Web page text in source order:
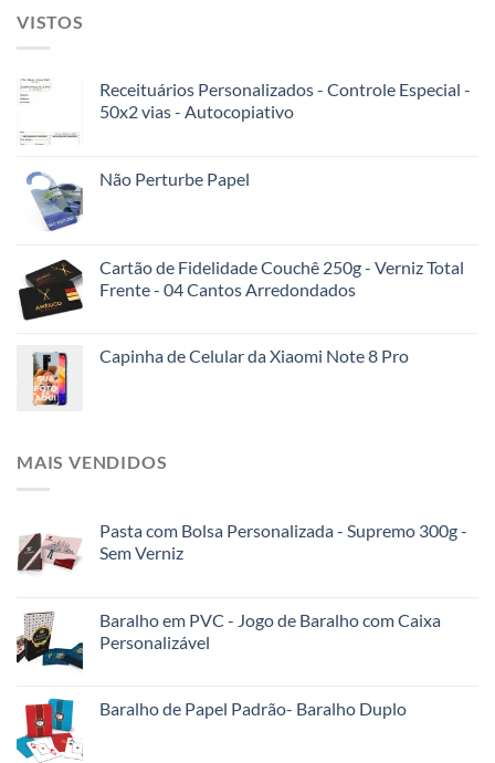
VISTOS
Receituários Personalizados - Controle Especial -
50x2 vias - Autocopiativo
Não Perturbe Papel
Cartão de Fidelidade Couchê 250g - Verniz Total
Frente - 04 Cantos Arredondados
Capinha de Celular da Xiaomi Note 8 Pro
MAIS VENDIDOS
Pasta com Bolsa Personalizada - Supremo 300g -
Sem Verniz
Baralho em PVC - Jogo de Baralho com Caixa
Personalizável
Baralho de Papel Padrão- Baralho Duplo